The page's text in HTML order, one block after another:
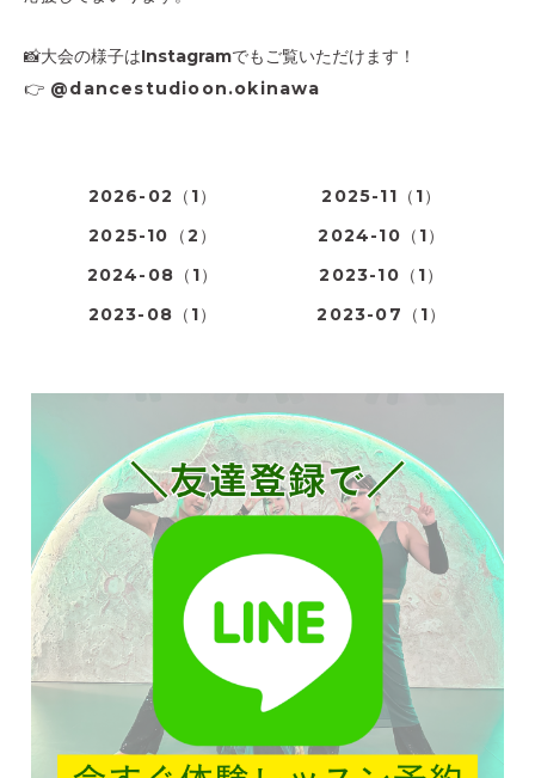
📸大会の様子はInstagramでもご覧いただけます！
👉 @dancestudioon.okinawa
2026-02（1）
2025-11（1）
2025-10（2）
2024-10（1）
2024-08（1）
2023-10（1）
2023-08（1）
2023-07（1）